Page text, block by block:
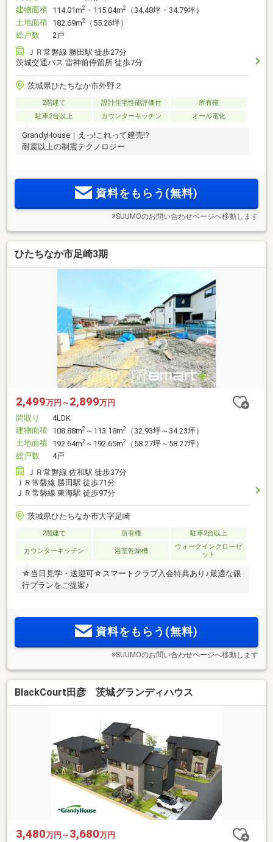
建物面積 114.01m2 ・115.04m2
（34.48坪・34.79坪）
土地面積 182.69m2
（55.26坪）
総戸数
2戸
ＪＲ常磐線 勝田駅 徒歩27分
茨城交通バス 雷神前停留所 徒歩7分
茨城県ひたちなか市外野２
2階建て 設計住宅性能評価付
所有権
駐車2台以上
カウンターキッチン オール電化
GrandyHouse｜えっ!これって建売!?
耐震以上の制震テクノロジー
資料をもらう(無料)
※SUUMOのお問い合わせページへ移動します
ひたちなか市足崎3期
2,499万円～ 2,899万円
間取り
4LDK
建物面積 108.88m2 ～113.18m2
（32.93坪～34.23坪）
土地面積 192.64m2 ～192.65m2
（58.27坪～58.27坪）
総戸数
4戸
ＪＲ常磐線 佐和駅 徒歩37分
ＪＲ常磐線 勝田駅 徒歩71分
ＪＲ常磐線 東海駅 徒歩97分
茨城県ひたちなか市大字足崎
2階建て 所有権 駐車2台以上
カウンターキッチン 浴室乾燥機
ウォークインクローゼ
ット
☆当日見学・送迎可☆スマートクラブ入会特典あり♪最適な銀
行プランをご提案♪
資料をもらう(無料)
※SUUMOのお問い合わせページへ移動します
BlackCourt田彦 茨城グランディハウス
3,480万円～ 3,680万円